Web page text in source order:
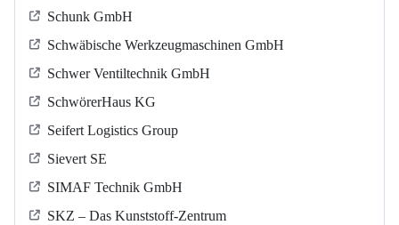
Schunk GmbH
Schwäbische Werkzeugmaschinen GmbH
Schwer Ventiltechnik GmbH
SchwörerHaus KG
Seifert Logistics Group
Sievert SE
SIMAF Technik GmbH
SKZ – Das Kunststoff-Zentrum